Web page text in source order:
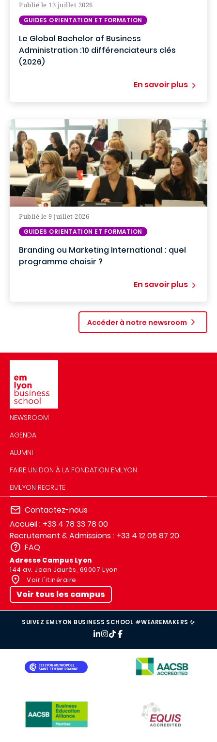
Publié le 13 juillet 2026
GUIDES ORIENTATION ET FORMATION
Le Global Bachelor of Business
Administration :10 différenciateurs clés
(2026)
En savoir plus
Publié le 9 juillet 2026
GUIDES ORIENTATION ET FORMATION
Branding ou Marketing International : quel
programme choisir ?
En savoir plus
Accéder à notre newsroom
NEWSROOM
AGENDA
ALUMNI
FAIRE UN DON À LA FONDATION EMLYON
EMLYON RECRUTE
Contactez-nous
Accueil : +33 4 78 33 78 00
Recrutement & Admissions : +33 4 12 05 87 20
FAQ
Adresse Campus Lyon
144 av. Jean Jaurès, 69007 Lyon
Voir l'itinéraire
Voir tous les campus
SUIVEZ EMLYON BUSINESS SCHOOL #WEAREMAKERS ✨
IMAGE